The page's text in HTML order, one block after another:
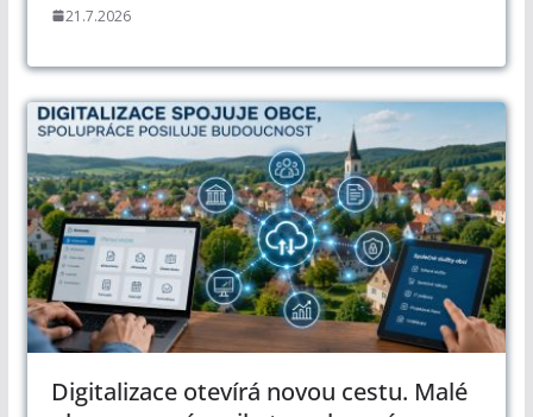
21.7.2026
Digitalizace otevírá novou cestu. Malé